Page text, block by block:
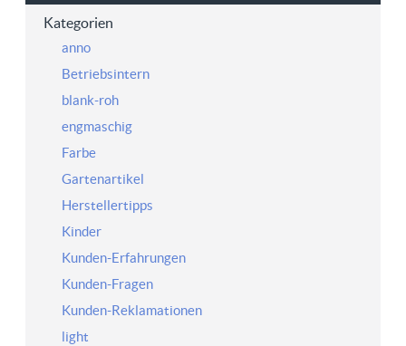
Kategorien
anno
Betriebsintern
blank-roh
engmaschig
Farbe
Gartenartikel
Herstellertipps
Kinder
Kunden-Erfahrungen
Kunden-Fragen
Kunden-Reklamationen
light